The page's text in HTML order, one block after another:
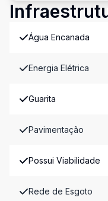
Água Encanada
Energia Elétrica
Guarita
Pavimentação
Possui Viabilidade
Rede de Esgoto